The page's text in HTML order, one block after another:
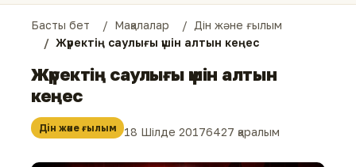
Басты бет Мақалалар
Дін және ғылым
Жүректің саулығы үшін алтын кеңес
Жүректің саулығы үшін алтын
кеңес
Дін және ғылым 18 Шілде 20176427 қаралым